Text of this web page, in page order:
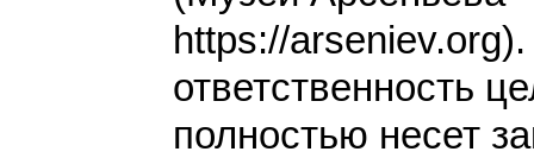
https://
ответственность
полностью несет